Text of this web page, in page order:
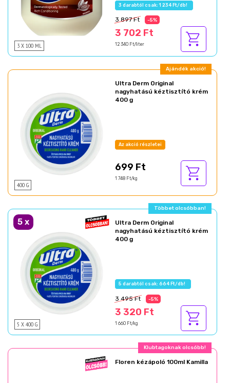
3 X 100 ML
3 darabtól csak: 1 234 Ft/db!
3 897 Ft -5%
3 702 Ft
12 340 Ft/liter
Ajándék akció!
400 G
Ultra Derm Original
nagyhatású kéztisztító krém
400 g
Az akció részletei
699 Ft
1 748 Ft/kg
Többet olcsóbban!
5 x
5 X 400 G
Ultra Derm Original
nagyhatású kéztisztító krém
400 g
5 darabtól csak: 664 Ft/db!
3 495 Ft -5%
3 320 Ft
1 660 Ft/kg
Klubtagoknak olcsóbb!
Floren kézápoló 100ml Kamilla